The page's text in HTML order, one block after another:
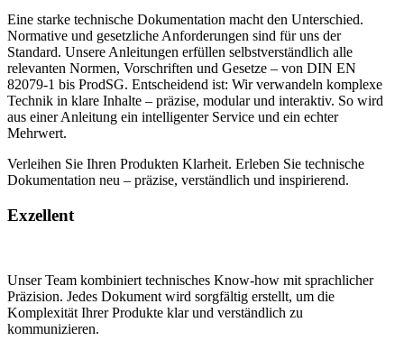
Eine starke technische Dokumentation macht den Unterschied.
Normative und gesetzliche Anforderungen sind für uns der
Standard. Unsere Anleitungen erfüllen selbstverständlich alle
relevanten Normen, Vorschriften und Gesetze – von DIN EN
82079-1 bis ProdSG. Entscheidend ist: Wir verwandeln komplexe
Technik in klare Inhalte – präzise, modular und interaktiv. So wird
aus einer Anleitung ein intelligenter Service und ein echter
Mehrwert.
Verleihen Sie Ihren Produkten Klarheit. Erleben Sie technische
Dokumentation neu – präzise, verständlich und inspirierend.
Exzellent
Unser Team kombiniert technisches Know-how mit sprachlicher
Präzision. Jedes Dokument wird sorgfältig erstellt, um die
Komplexität Ihrer Produkte klar und verständlich zu
kommunizieren.